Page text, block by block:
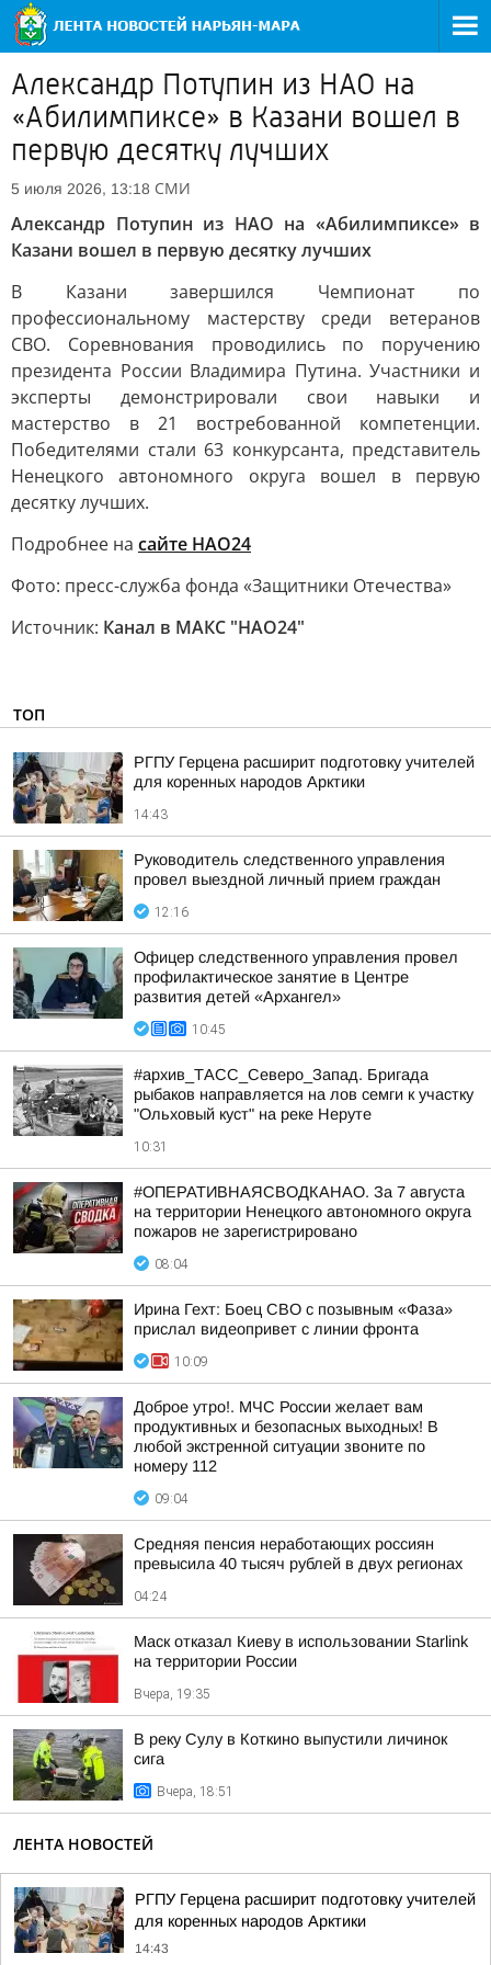
Александр Потупин из НАО на
«Абилимпиксе» в Казани вошел в
первую десятку лучших
5 июля 2026, 13:18 СМИ
Александр Потупин из НАО на «Абилимпиксе» в
Казани вошел в первую десятку лучших
В Казани завершился Чемпионат по
профессиональному мастерству среди ветеранов
СВО. Соревнования проводились по поручению
президента России Владимира Путина. Участники и
эксперты демонстрировали свои навыки и
мастерство в 21 востребованной компетенции.
Победителями стали 63 конкурсанта, представитель
Ненецкого автономного округа вошел в первую
десятку лучших.
Подробнее на сайте НАО24
Фото: пресс-служба фонда «Защитники Отечества»
Источник: Канал в МАКС "НАО24"
ТОП
РГПУ Герцена расширит подготовку учителей
для коренных народов Арктики
14:43
Руководитель следственного управления
провел выездной личный прием граждан
12:16
Офицер следственного управления провел
профилактическое занятие в Центре
развития детей «Архангел»
10:45
#архив_ТАСС_Северо_Запад. Бригада
рыбаков направляется на лов семги к участку
"Ольховый куст" на реке Неруте
10:31
#ОПЕРАТИВНАЯСВОДКАНАО. За 7 августа
на территории Ненецкого автономного округа
пожаров не зарегистрировано
08:04
Ирина Гехт: Боец СВО с позывным «Фаза»
прислал видеопривет с линии фронта
10:09
Доброе утро!. МЧС России желает вам
продуктивных и безопасных выходных! В
любой экстренной ситуации звоните по
номеру 112
09:04
Средняя пенсия неработающих россиян
превысила 40 тысяч рублей в двух регионах
04:24
Маск отказал Киеву в использовании Starlink
на территории России
Вчера, 19:35
В реку Сулу в Коткино выпустили личинок
сига
Вчера, 18:51
ЛЕНТА НОВОСТЕЙ
РГПУ Герцена расширит подготовку учителей
для коренных народов Арктики
14:43